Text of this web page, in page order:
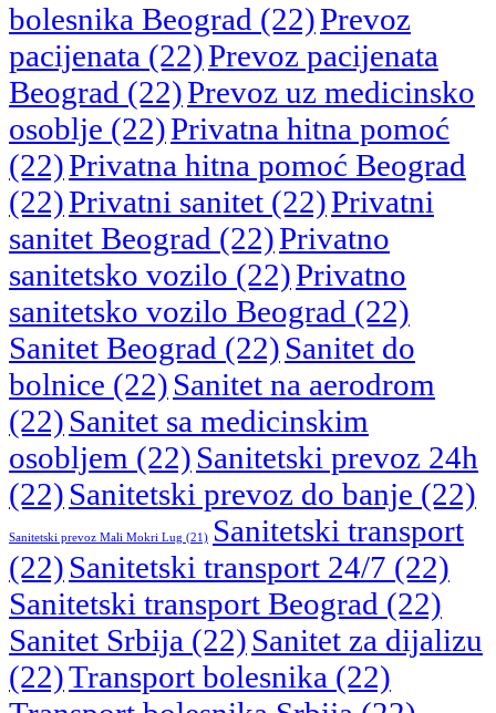
bolesnika Beograd (22)Prevoz
pacijenata (22)Prevoz pacijenata
Beograd (22)Prevoz uz medicinsko
osoblje (22)Privatna hitna pomoć
(22)Privatna hitna pomoć Beograd
(22)Privatni sanitet (22)Privatni
sanitet Beograd (22)Privatno
sanitetsko vozilo (22)Privatno
sanitetsko vozilo Beograd (22)
Sanitet Beograd (22) Sanitet do
bolnice (22) Sanitet na aerodrom
(22) Sanitet sa medicinskim
osobljem (22) Sanitetski prevoz 24h
(22) Sanitetski prevoz do banje (22)
Sanitetski prevoz Mali Mokri Lug (21) Sanitetski transport
(22) Sanitetski transport 24/7 (22)
Sanitetski transport Beograd (22)
Sanitet Srbija (22) Sanitet za dijalizu
(22)Transport bolesnika (22)